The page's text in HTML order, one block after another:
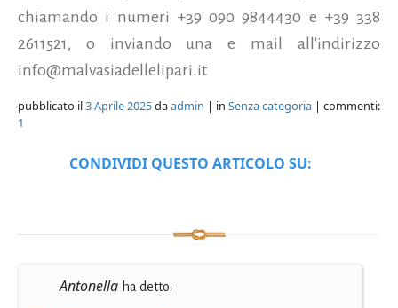
chiamando i numeri +39 090 9844430 e +39 338
2611521, o inviando una e mail all'indirizzo
info@malvasiadellelipari.it
pubblicato il3 Aprile 2025daadmin | in Senza categoria | commenti:
1
CONDIVIDI QUESTO ARTICOLO SU:
Antonella ha detto: